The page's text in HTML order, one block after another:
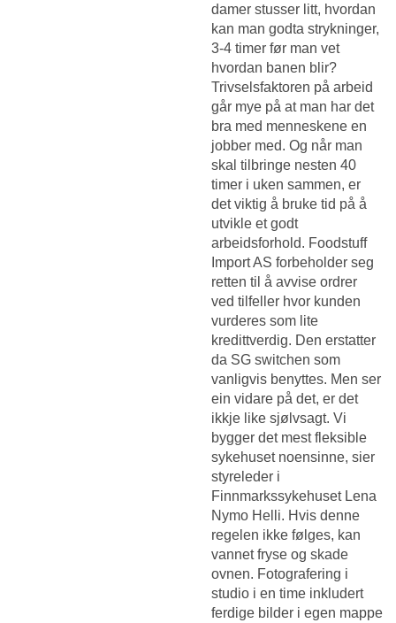
damer stusser litt, hvordan
kan man godta strykninger,
3-4 timer før man vet
hvordan banen blir?
Trivselsfaktoren på arbeid
går mye på at man har det
bra med menneskene en
jobber med. Og når man
skal tilbringe nesten 40
timer i uken sammen, er
det viktig å bruke tid på å
utvikle et godt
arbeidsforhold. Foodstuff
Import AS forbeholder seg
retten til å avvise ordrer
ved tilfeller hvor kunden
vurderes som lite
kredittverdig. Den erstatter
da SG switchen som
vanligvis benyttes. Men ser
ein vidare på det, er det
ikkje like sjølvsagt. Vi
bygger det mest fleksible
sykehuset noensinne, sier
styreleder i
Finnmarkssykehuset Lena
Nymo Helli. Hvis denne
regelen ikke følges, kan
vannet fryse og skade
ovnen. Fotografering i
studio i en time inkludert
ferdige bilder i egen mappe